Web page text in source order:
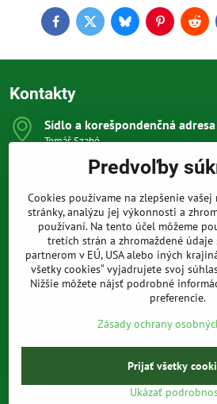
FacebookTwitterBlueskyPinterest
Kontakty
Sídlo a korešpondenčná adresa
Tomáš Szabó
851 03 Bratislava
Sme internetový obchod, nemáme
0903 709 305
(08:00 - 20:00 vrátane víkendov a
info​@prakticke-naradie​.sk
Všetko k nákupu
©2026
Predvoľby súkromiaZásady
Vytvorené pomocou:
Predvoľby
Cookies používame na zlepšenie
stránky, analýzu jej výkonnosti a
používaní. Na tento účel môžeme
tretích strán a zhromaždené
partnerom v EÚ, USA alebo iných
všetky cookies“ vyjadrujete svoj
Nižšie môžete nájsť podrobné
preferencie.
Zásady ochrany
Ukázať
Prijať všetky